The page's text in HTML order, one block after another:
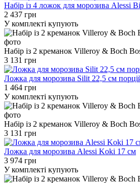
Набір із 4 ложок для морозива Alessi
2 437 грн
У комплекті купують
Набір із 2 креманок Villeroy & Boch
3 131 грн
Ложка для морозива Silit 22,5 см
1 464 грн
У комплекті купують
Набір із 2 креманок Villeroy & Boch
3 131 грн
Ложка для морозива Alessi Koki 17 см
3 974 грн
У комплекті купують